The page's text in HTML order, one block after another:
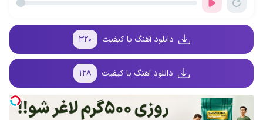
دانلود آهنگ با کیفیت ۳۲۰
دانلود آهنگ با کیفیت ۱۲۸